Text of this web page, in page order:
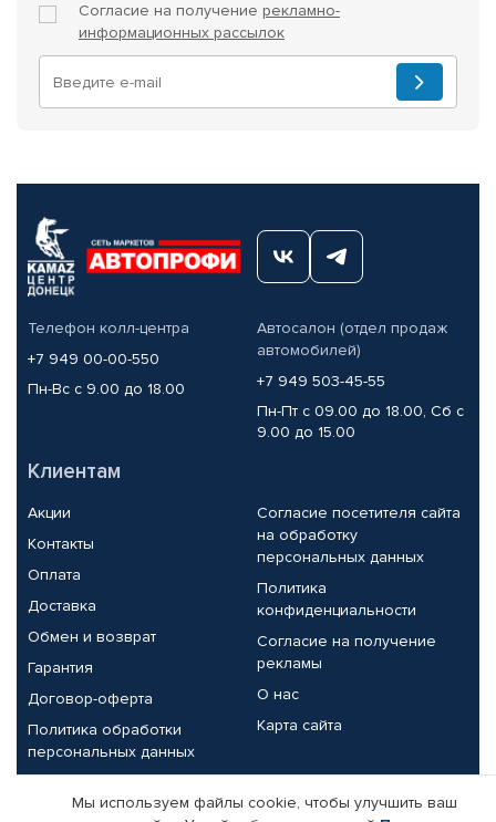
Согласие на получение рекламно-
информационных рассылок
Телефон колл-центра
+7 949 00-00-550
Пн-Вс с 9.00 до 18.00
Автосалон (отдел продаж
автомобилей)
+7 949 503-45-55
Пн-Пт с 09.00 до 18.00, Сб с
9.00 до 15.00
Клиентам
Акции
Контакты
Оплата
Доставка
Обмен и возврат
Гарантия
Договор-оферта
Политика обработки
персональных данных
Согласие посетителя сайта
на обработку
персональных данных
Политика
конфиденциальности
Согласие на получение
рекламы
О нас
Карта сайта
Партнерам
Мы используем файлы cookie, чтобы улучшить ваш